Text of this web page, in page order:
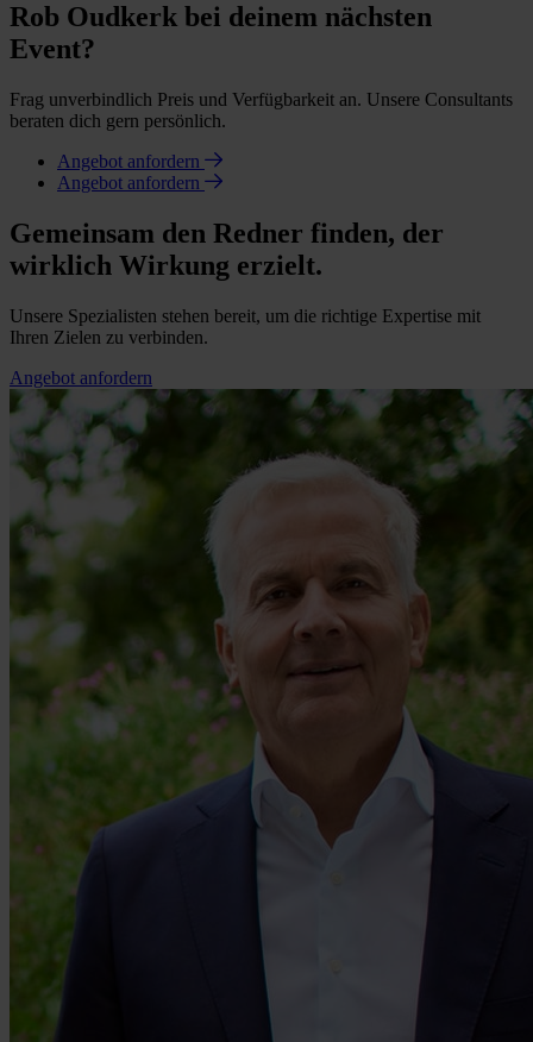
Rob Oudkerk bei deinem nächsten
Event?
Frag unverbindlich Preis und Verfügbarkeit an. Unsere Consultants
beraten dich gern persönlich.
Angebot anfordern
Angebot anfordern
Gemeinsam den Redner finden, der
wirklich Wirkung erzielt.
Unsere Spezialisten stehen bereit, um die richtige Expertise mit
Ihren Zielen zu verbinden.
Angebot anfordern